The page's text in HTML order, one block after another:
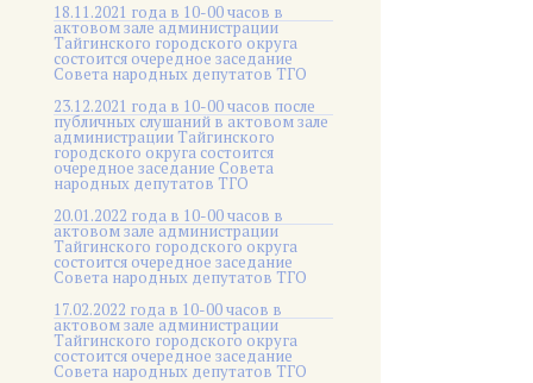
18.11.2021 года в 10-00 часов в
актовом зале администрации
Тайгинского городского округа
состоится очередное заседание
Совета народных депутатов ТГО
23.12.2021 года в 10-00 часов после
публичных слушаний в актовом зале
администрации Тайгинского
городского округа состоится
очередное заседание Совета
народных депутатов ТГО
20.01.2022 года в 10-00 часов в
актовом зале администрации
Тайгинского городского округа
состоится очередное заседание
Совета народных депутатов ТГО
17.02.2022 года в 10-00 часов в
актовом зале администрации
Тайгинского городского округа
состоится очередное заседание
Совета народных депутатов ТГО